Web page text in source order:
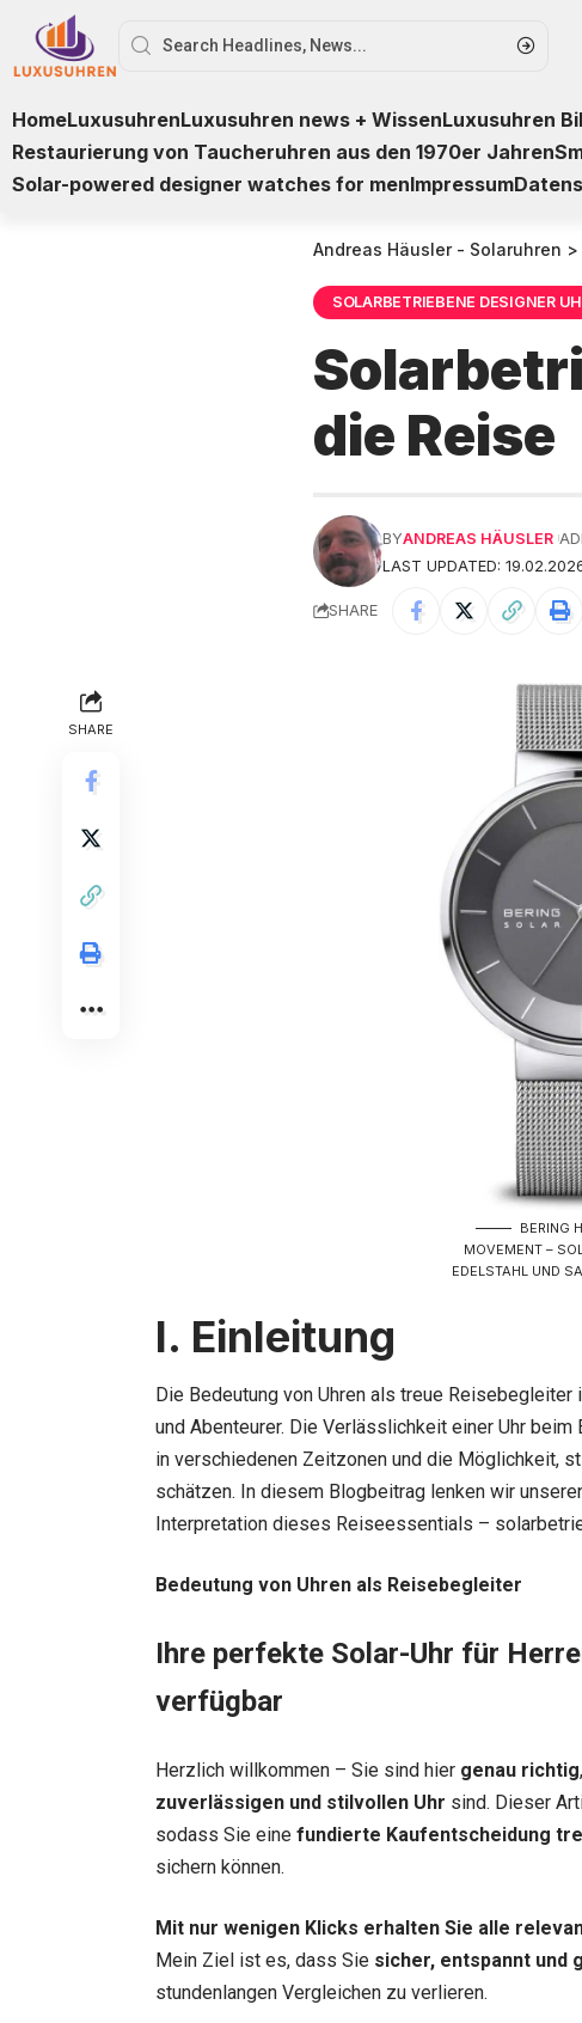
HomeLuxusuhrenLuxusuhren news + WissenLuxusuhren
Restaurierung von Taucheruhren aus den 1970er Jahren
Solar-powered designer watches for menImpressum
Andreas Häusler - Solaruhren >
SOLARBETRIEBENE DESIGNER
die Reise
LAST UPDATED:
BYANDREAS HÄUSLER
SHARE
SHARE
BERING
MOVEMENT –
EDELSTAHL UND
I. Einleitung
Die Bedeutung von Uhren als treue
und Abenteurer. Die Verlässlichkeit einer Uhr
in verschiedenen Zeitzonen und die Möglichkeit,
schätzen. In diesem Blogbeitrag lenken wir
Interpretation dieses Reiseessentials –
Bedeutung von Uhren als Reisebegleiter
Ihre perfekte Solar-Uhr für
verfügbar
Herzlich willkommen – Sie sind hier genau richtig
zuverlässigen und stilvollen Uhr sind. Dieser
sodass Sie eine fundierte Kaufentscheidung
sichern können.
Mit nur wenigen Klicks erhalten Sie alle
Mein Ziel ist es, dass Sie sicher, entspannt und
stundenlangen Vergleichen zu verlieren.